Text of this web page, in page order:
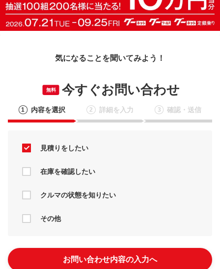
気になることを聞いてみよう！
無料 今すぐお問い合わせ
1 内容を選択 2 詳細を入力 3 確認・送信
見積りをしたい
在庫を確認したい
クルマの状態を知りたい
その他
お問い合わせ内容の入力へ